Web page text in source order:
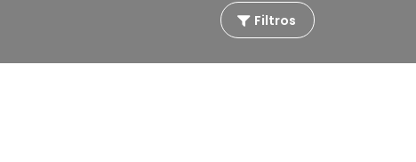
Filtros